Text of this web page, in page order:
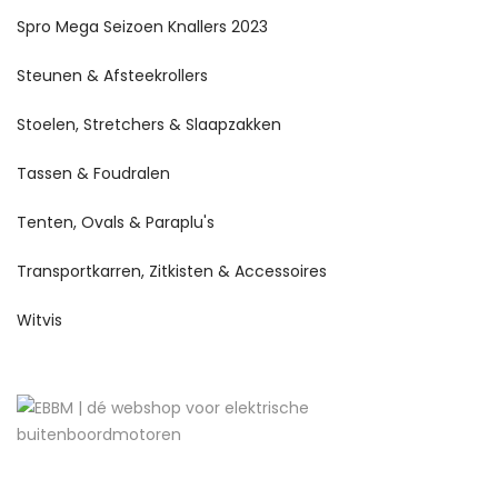
Spro Mega Seizoen Knallers 2023
Steunen & Afsteekrollers
Stoelen, Stretchers & Slaapzakken
Tassen & Foudralen
Tenten, Ovals & Paraplu's
Transportkarren, Zitkisten & Accessoires
Witvis